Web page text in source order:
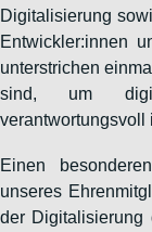
Digitalisierung
Entwickler:innen
unterstrichen
sind, um
verantwortungsvoll
Einen
unseres
der Digitalisierung